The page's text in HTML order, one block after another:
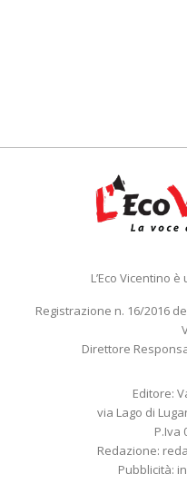
L’Eco Vicentino
Registrazione n. 16/2016
Direttore
Editore:
via Lago di
P.Iva
Redazione:
Pubblicità: